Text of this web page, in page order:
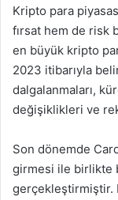
Kripto para
fırsat hem de risk
en büyük kripto
2023 itibarıyla
dalgalanmaları,
değişiklikleri ve
Son dönemde
girmesi ile birlikte
gerçekleştirmiştir.